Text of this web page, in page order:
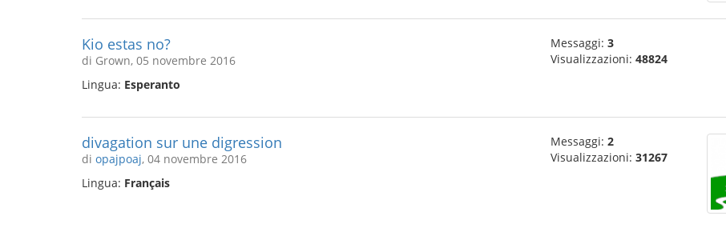
Kio estas no?
di Grown, 05 novembre 2016
Lingua: Esperanto
Messaggi: 3
Visualizzazioni: 48824
divagation sur une digression
di opajpoaj, 04 novembre 2016
Lingua: Français
Messaggi: 2
Visualizzazioni: 31267